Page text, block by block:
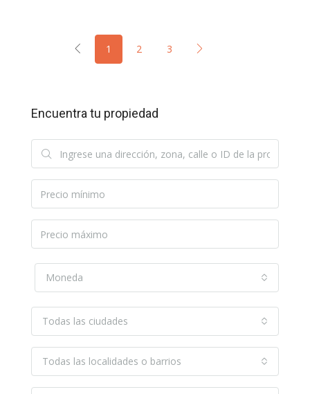
1 2 3
Encuentra tu propiedad
Moneda
Todas las ciudades
Todas las localidades o barrios